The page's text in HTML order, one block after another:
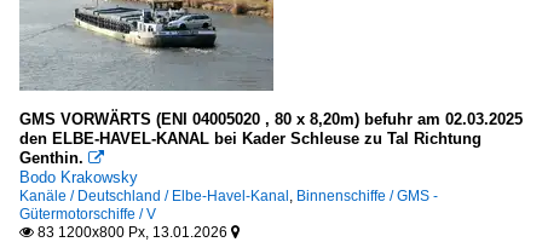
GMS VORWÄRTS (ENI 04005020 , 80 x 8,20m) befuhr am 02.03.2025
den ELBE-HAVEL-KANAL bei Kader Schleuse zu Tal Richtung
Genthin. 
Bodo Krakowsky
Kanäle / Deutschland / Elbe-Havel-Kanal Binnenschiffe / GMS -
Gütermotorschiffe / V
 83 1200x800 Px, 13.01.2026 